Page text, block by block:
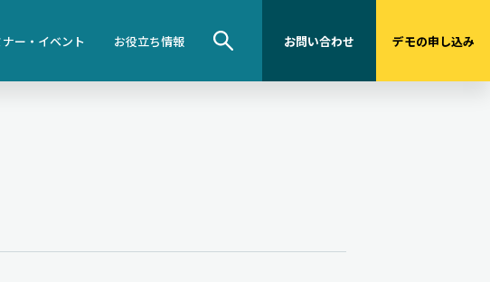
ー・イベント お役立ち情報 お問い合わせ デモの申し込み